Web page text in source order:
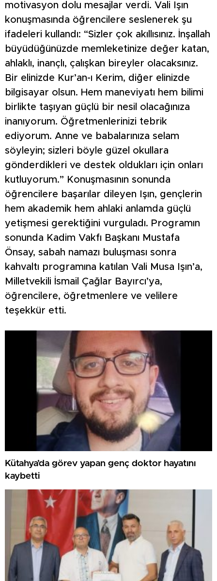
motivasyon dolu mesajlar verdi. Vali Işın
konuşmasında öğrencilere seslenerek şu
ifadeleri kullandı: “Sizler çok akıllısınız. İnşallah
büyüdüğünüzde memleketinize değer katan,
ahlaklı, inançlı, çalışkan bireyler olacaksınız.
Bir elinizde Kur’an-ı Kerim, diğer elinizde
bilgisayar olsun. Hem maneviyatı hem bilimi
birlikte taşıyan güçlü bir nesil olacağınıza
inanıyorum. Öğretmenlerinizi tebrik
ediyorum. Anne ve babalarınıza selam
söyleyin; sizleri böyle güzel okullara
gönderdikleri ve destek oldukları için onları
kutluyorum.” Konuşmasının sonunda
öğrencilere başarılar dileyen Işın, gençlerin
hem akademik hem ahlaki anlamda güçlü
yetişmesi gerektiğini vurguladı. Programın
sonunda Kadim Vakfı Başkanı Mustafa
Önsay, sabah namazı buluşması sonra
kahvaltı programına katılan Vali Musa Işın’a,
Milletvekili İsmail Çağlar Bayırcı’ya,
öğrencilere, öğretmenlere ve velilere
teşekkür etti.
Kütahya’da görev yapan genç doktor hayatını
kaybetti